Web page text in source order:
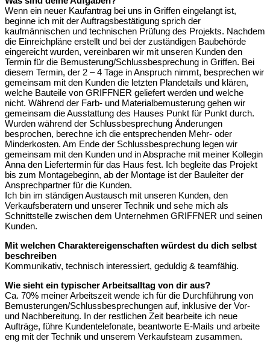
Wenn ein neuer Kaufantrag bei uns in Griffen eingelangt ist,
beginne ich mit der Auftragsbestätigung sprich der
kaufmännischen und technischen Prüfung des Projekts. Nachdem
die Einreichpläne erstellt und bei der zuständigen Baubehörde
eingereicht wurden, vereinbaren wir mit unseren Kunden den
Termin für die Bemusterung/Schlussbesprechung in Griffen. Bei
diesem Termin, der 2 – 4 Tage in Anspruch nimmt, besprechen wir
gemeinsam mit den Kunden die letzten Plandetails und klären,
welche Bauteile von GRIFFNER geliefert werden und welche
nicht. Während der Farb- und Materialbemusterung gehen wir
gemeinsam die Ausstattung des Hauses Punkt für Punkt durch.
Wurden während der Schlussbesprechung Änderungen
besprochen, berechne ich die entsprechenden Mehr- oder
Minderkosten. Am Ende der Schlussbesprechung legen wir
gemeinsam mit den Kunden und in Absprache mit meiner Kollegin
Anna den Liefertermin für das Haus fest. Ich begleite das Projekt
bis zum Montagebeginn, ab der Montage ist der Bauleiter der
Ansprechpartner für die Kunden.
Ich bin im ständigen Austausch mit unseren Kunden, den
Verkaufsberatern und unserer Technik und sehe mich als
Schnittstelle zwischen dem Unternehmen GRIFFNER und seinen
Kunden.
Mit welchen Charaktereigenschaften würdest du dich selbst
beschreiben
Kommunikativ, technisch interessiert, geduldig & teamfähig.
Wie sieht ein typischer Arbeitsalltag von dir aus?
Ca. 70% meiner Arbeitszeit wende ich für die Durchführung von
Bemusterungen/Schlussbesprechungen auf, inklusive der Vor-
und Nachbereitung. In der restlichen Zeit bearbeite ich neue
Aufträge, führe Kundentelefonate, beantworte E-Mails und arbeite
eng mit der Technik und unserem Verkaufsteam zusammen.